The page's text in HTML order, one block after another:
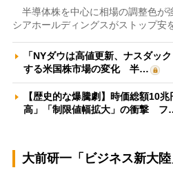
半導体株を中心に相場の調整色が
シアホールディングスがストップ安
「NYダウは高値更新、ナスダッ
する米国株市場の変化 半…
【歴史的な爆騰劇】時価総額10
高」「制限値幅拡大」の衝撃
大前研一「ビジネス新大